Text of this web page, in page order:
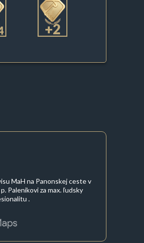
+2
MaH na Panonskej ceste v
Palenikovi za max. ľudsky
.